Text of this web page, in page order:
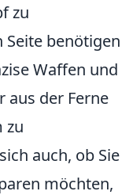
zu
benötigen
Waffen und
aus der Ferne
zu
auch, ob Sie
möchten,